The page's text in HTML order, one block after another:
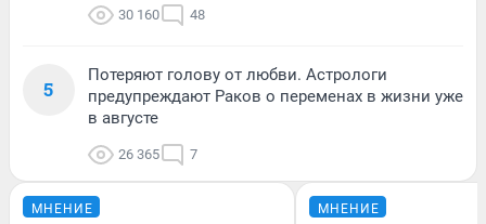
30 160 48
5
Потеряют голову от любви. Астрологи
предупреждают Раков о переменах в жизни уже
в августе
26 365 7
МНЕНИЕ МНЕНИЕ